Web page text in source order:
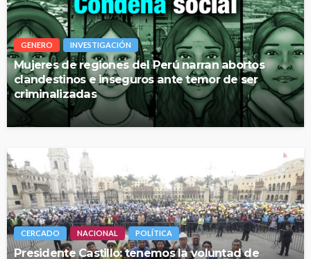
GENERO INVESTIGACIÓN
Mujeres de regiones del Perú narran abortos
clandestinos e inseguros ante temor de ser
criminalizadas
CERCADO NACIONAL POLÍTICA
Presidente Castillo: tenemos la voluntad de